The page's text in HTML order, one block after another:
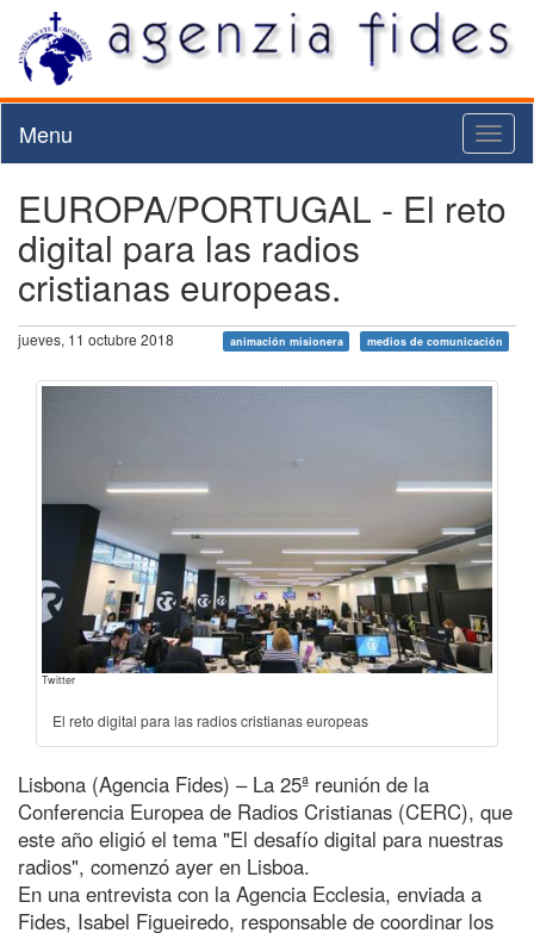
Menu
EUROPA/PORTUGAL - El reto
digital para las radios
cristianas europeas.
jueves, 11 octubre 2018 animación misionera medios de comunicación
Twitter
El reto digital para las radios cristianas europeas
Lisbona (Agencia Fides) – La 25ª reunión de la
Conferencia Europea de Radios Cristianas (CERC), que
este año eligió el tema "El desafío digital para nuestras
radios", comenzó ayer en Lisboa.
En una entrevista con la Agencia Ecclesia, enviada a
Fides, Isabel Figueiredo, responsable de coordinar los